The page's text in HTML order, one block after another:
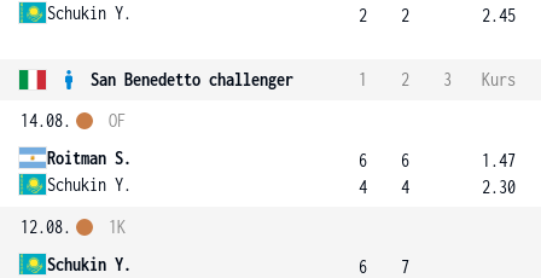
Schukin Y.
2
2
2.45
San Benedetto challenger 1 2 3
Kurs
14.08.
Roitman S.
Schukin Y.
OF
6
4
6
4
1.47
2.30
12.08.
Schukin Y.
1K
6
7